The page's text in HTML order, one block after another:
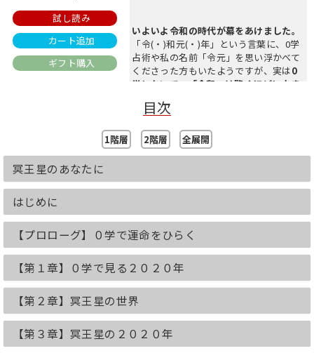
試し読み
カート追加
ギフト購入
いよいよ令和の時代が幕をあけました。
「令(・)和元(・)年」という言葉に、0学
占術や私の名前「令元」を思い浮かべて
くださった方もいたようですが、実は0
学において、「令和」は驚くほどに大き
本書をご覧ください。
<国が認めた占い 0学占術>
数表や計算式によって「0星・」(ゼロス
導き出す方法で、
例の占術です。
約80年前に開祖・御射山宇彦が、「四柱
推命」「易」「気学」
「西洋占星術」「万年暦」などのさまざ
まな占術を研究し、膨大な鑑定例をもと
に生み出しました。
運命分析学の集大成ともいえる0学占術
は、国内外の政財界から厚い信頼を寄せ
られ、
さまざまな有名占術のもとになっていま
目次
1階層 2階層 全展開
冥王星のあなたに
はじめに
【プロローグ】０学で運命をひらく
【第１章】０学で見る２０２０年
【第２章】冥王星の世界
【第３章】冥王星の２０２０年